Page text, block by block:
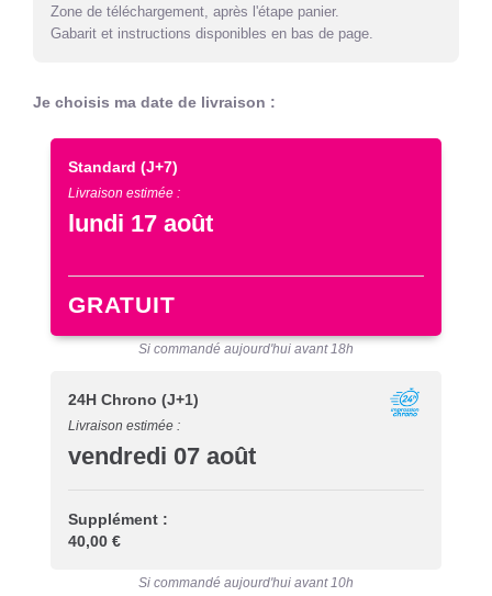
Zone de téléchargement, après l'étape panier.
Gabarit et instructions disponibles en bas de page.
Je choisis ma date de livraison :
Standard (J+7)
Livraison estimée :
lundi 17 août
GRATUIT
Si commandé aujourd'hui avant 18h
24H Chrono (J+1)
Livraison estimée :
vendredi 07 août
Supplément :
40,00 €
Si commandé aujourd'hui avant 10h